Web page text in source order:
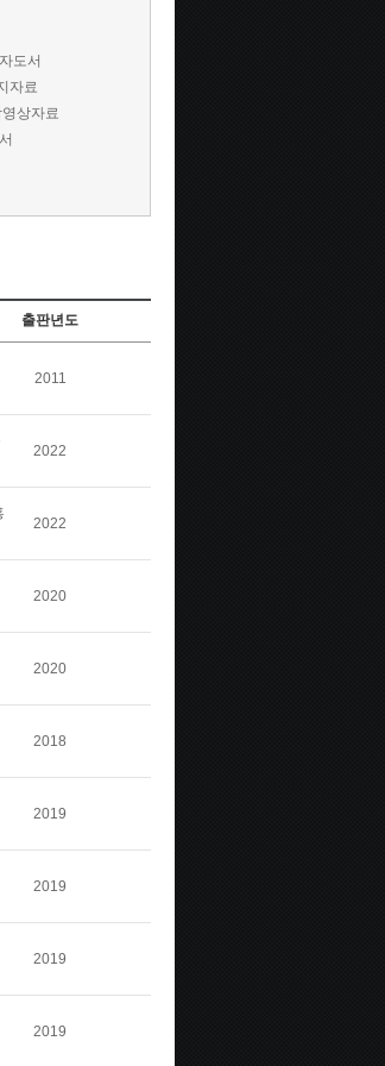
도서
자료
상자료
출판년도
2011
2022
2022
2020
2020
2018
2019
2019
2019
2019